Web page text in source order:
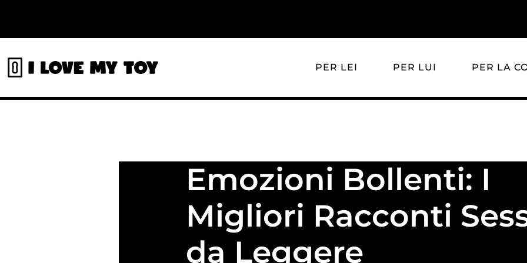
PER LEI PER LUI PER LA
Emozioni Bollenti: I
Migliori Racconti
da Leggere